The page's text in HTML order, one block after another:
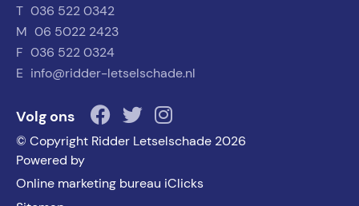
T 036 522 0342
M 06 5022 2423
F 036 522 0324
E info@ridder-letselschade.nl
Volg ons
© Copyright Ridder Letselschade 2026
Powered by
Online marketing bureau iClicks